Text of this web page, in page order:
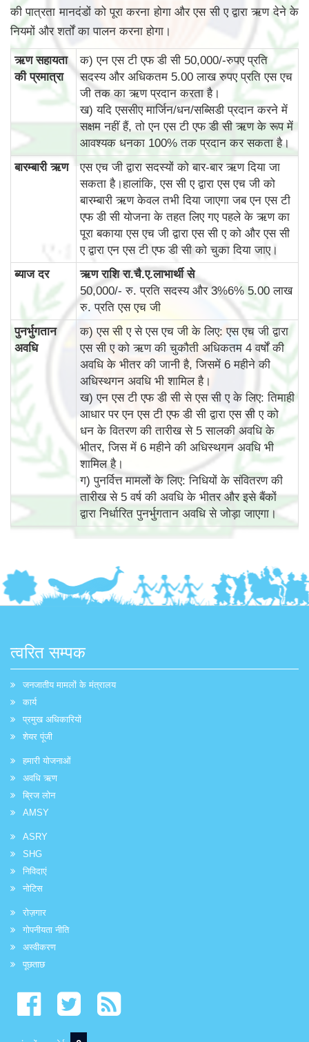
की पात्रता मानदंडों को पूरा करना होगा और एस सी ए द्वारा ऋण देने के
नियमों और शर्तों का पालन करना होगा।
ऋण सहायता
की प्रमात्रा
क) एन एस टी एफ डी सी 50,000/-रुपए प्रति
सदस्य और अधिकतम 5.00 लाख रुपए प्रति एस एच
जी तक का ऋण प्रदान करता है।
ख) यदि एससीए मार्जिन/धन/सब्सिडी प्रदान करने में
सक्षम नहीं हैं, तो एन एस टी एफ डी सी ऋण के रूप में
आवश्यक धनका 100% तक प्रदान कर सकता है।
बारम्‍बारी ऋण
एस एच जी द्वारा सदस्यों को बार-बार ऋण दिया जा
सकता है।हालांकि, एस सी ए द्वारा एस एच जी को
बारम्‍बारी ऋण केवल तभी दिया जाएगा जब एन एस टी
एफ डी सी योजना के तहत लिए गए पहले के ऋण का
पूरा बकाया एस एच जी द्वारा एस सी ए को और एस सी
ए द्वारा एन एस टी एफ डी सी को चुका दिया जाए।
ब्‍याज दर
ऋण राशि रा.चै.ए.लाभार्थी से
50,000/- रु. प्रति सदस्य और 3%6% 5.00 लाख
रु. प्रति एस एच जी
पुनर्भुगतान
अवधि
क) एस सी ए से एस एच जी के लिए: एस एच जी द्वारा
एस सी ए को ऋण की चुकौती अधिकतम 4 वर्षों की
अवधि के भीतर की जानी है, जिसमें 6 महीने की
अधिस्थगन अवधि भी शामिल है।
ख) एन एस टी एफ डी सी से एस सी ए के लिए: तिमाही
आधार पर एन एस टी एफ डी सी द्वारा एस सी ए को
धन के वितरण की तारीख से 5 सालकी अवधि के
भीतर, जिस में 6 महीने की अधिस्‍थगन अवधि भी
शामिल है।
ग) पुनर्वित्त मामलों के लिए: निधियों के संवितरण की
तारीख से 5 वर्ष की अवधि के भीतर और इसे बैंकों
द्वारा निर्धारित पुनर्भुगतान अवधि से जोड़ा जाएगा।
त्वरित सम्पक
जनजातीय मामलों के मंत्रालय
कार्य
प्रमुख अधिकारियों
शेयर पूंजी
हमारी योजनाओं
अवधि ऋण
ब्रिज लोन
AMSY
ASRY
SHG
निविदाएं
नोटिस
रोज़गार
गोपनीयता नीति
अस्वीकरण
पूछताछ